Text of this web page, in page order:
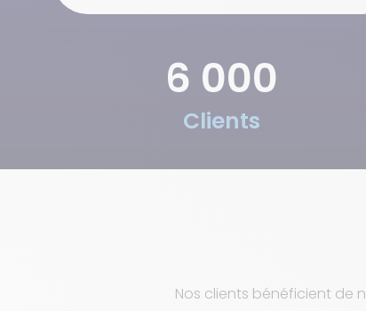
6 000
Clients
Nos clients bénéficient de